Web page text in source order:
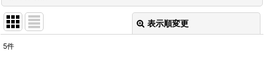
表示順変更
5件